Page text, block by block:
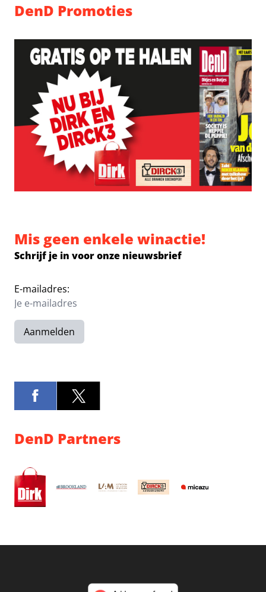
DenD Promoties
Mis geen enkele winactie!
Schrijf je in voor onze nieuwsbrief
E-mailadres:
Aanmelden
DenD Partners